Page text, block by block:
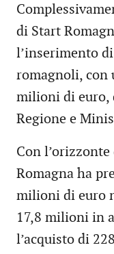
di Start
l’inserimento
romagnoli, con
milioni di euro,
Regione e
Con
Romagna ha
milioni di euro
17,8 milioni in
l’acquisto di